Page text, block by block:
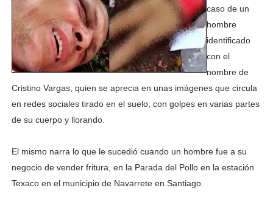
caso de un
hombre
identificado
con el
nombre de
Cristino Vargas, quien se aprecia en unas imágenes que circula
en redes sociales tirado en el suelo, con golpes en varias partes
de su cuerpo y llorando.
El mismo narra lo que le sucedió cuando un hombre fue a su
negocio de vender fritura, en la Parada del Pollo en la estación
Texaco en el municipio de Navarrete en Santiago.